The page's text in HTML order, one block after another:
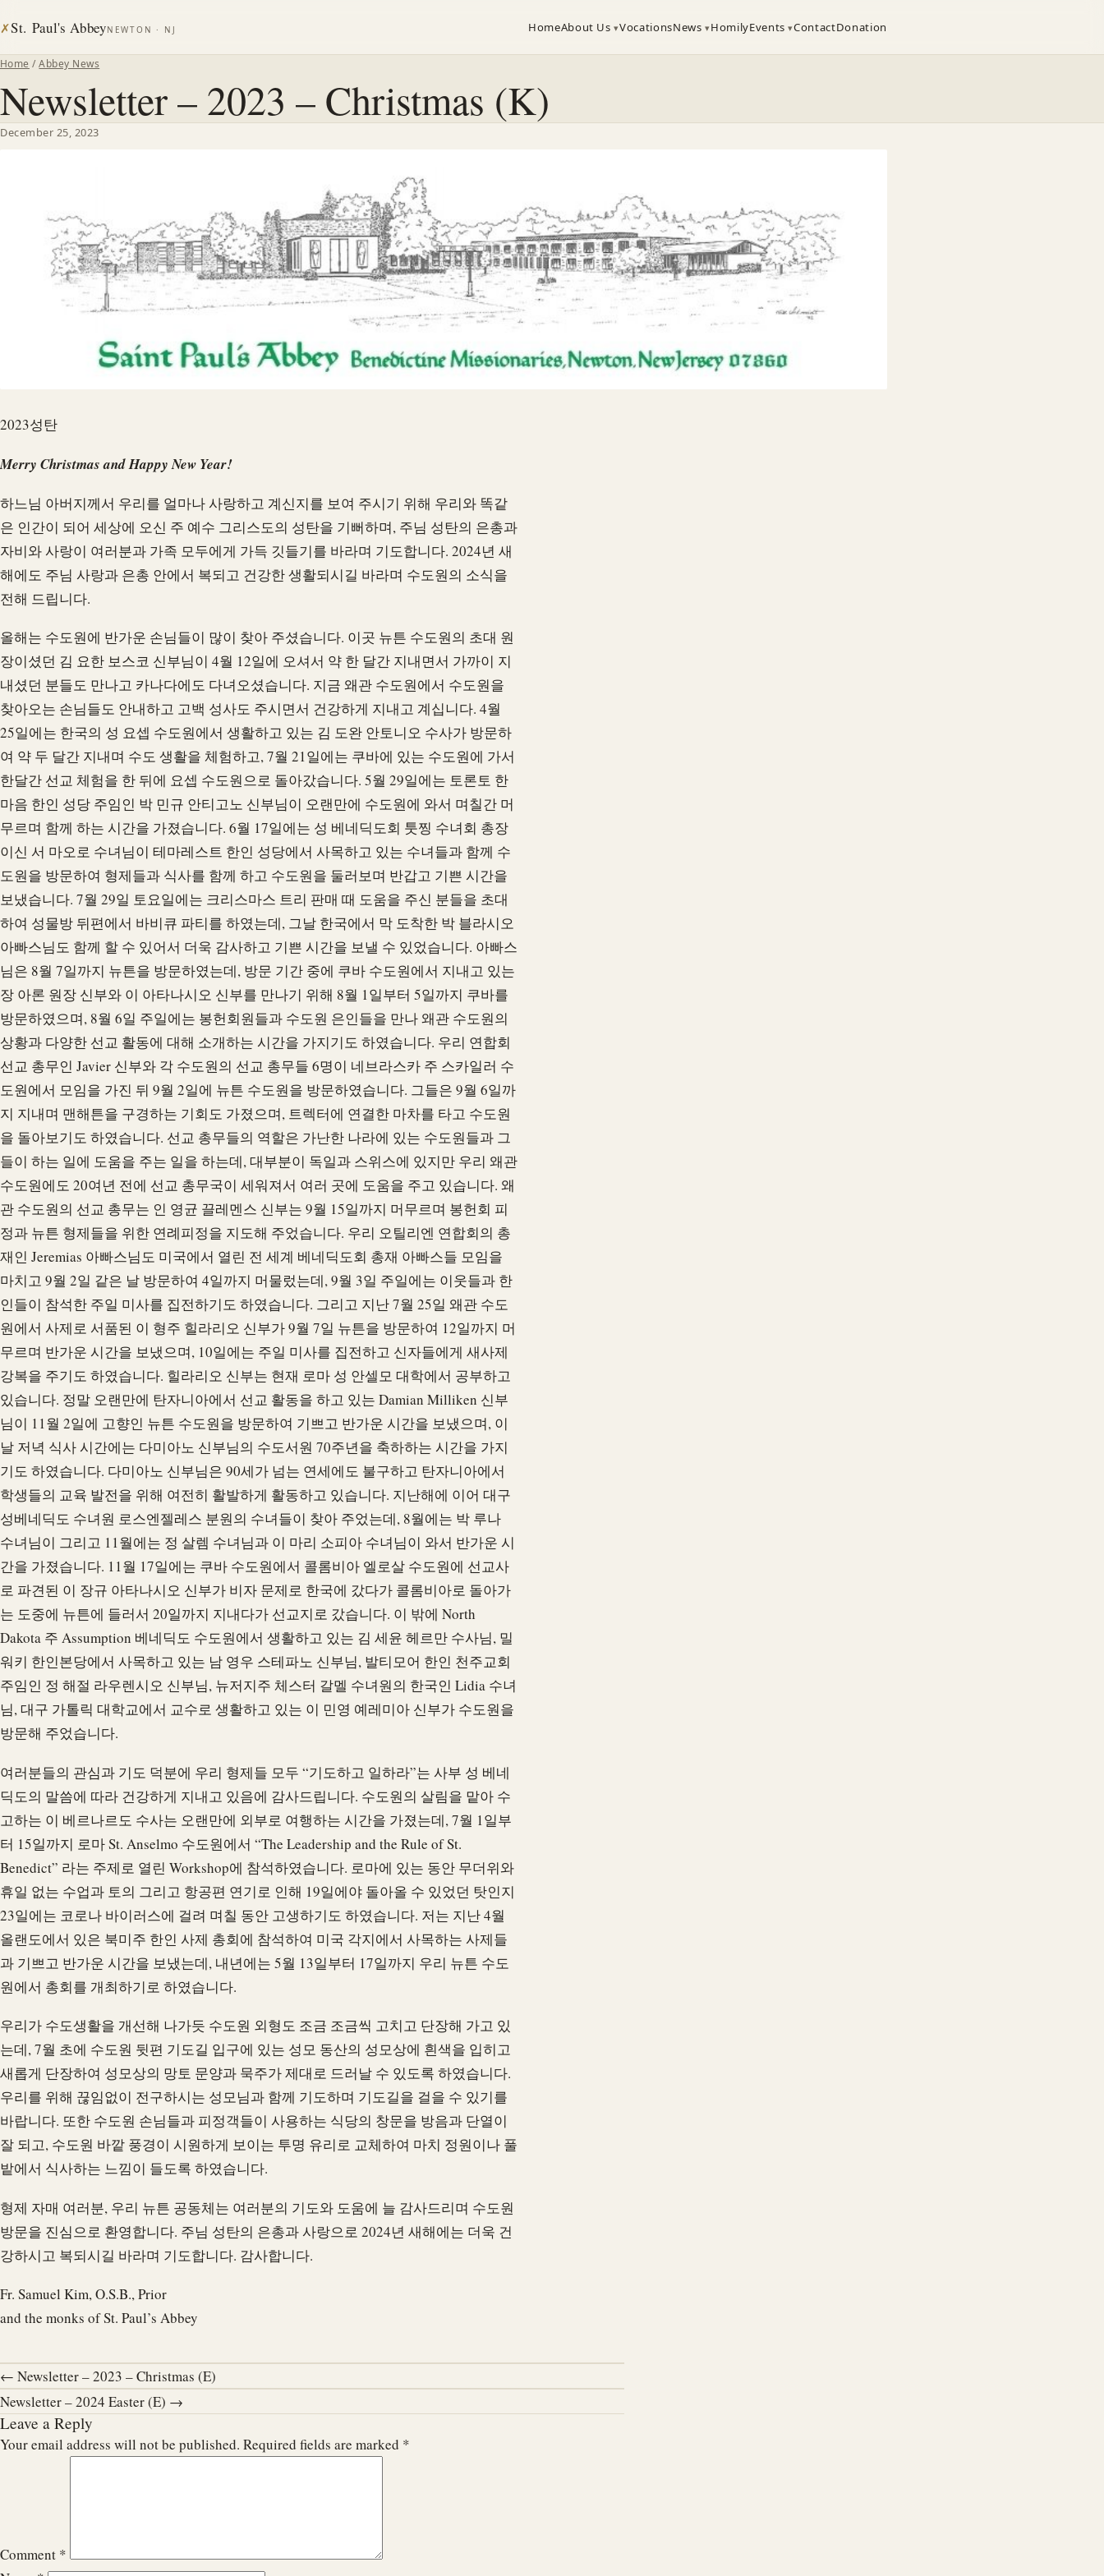
✗St. Paul's AbbeyNEWTON · NJ HomeAbout Us VocationsNews HomilyEvents ContactDonation
Home /Abbey News
Newsletter – 2023 – Christmas (K)
December 25, 2023
2023성탄
Merry Christmas and Happy New Year!
하느님 아버지께서 우리를 얼마나 사랑하고 계신지를 보여 주시기 위해 우리와 똑같
은 인간이 되어 세상에 오신 주 예수 그리스도의 성탄을 기뻐하며, 주님 성탄의 은총과
자비와 사랑이 여러분과 가족 모두에게 가득 깃들기를 바라며 기도합니다. 2024년 새
해에도 주님 사랑과 은총 안에서 복되고 건강한 생활되시길 바라며 수도원의 소식을
전해 드립니다.
올해는 수도원에 반가운 손님들이 많이 찾아 주셨습니다. 이곳 뉴튼 수도원의 초대 원
장이셨던 김 요한 보스코 신부님이 4월 12일에 오셔서 약 한 달간 지내면서 가까이 지
내셨던 분들도 만나고 카나다에도 다녀오셨습니다. 지금 왜관 수도원에서 수도원을
찾아오는 손님들도 안내하고 고백 성사도 주시면서 건강하게 지내고 계십니다. 4월
25일에는 한국의 성 요셉 수도원에서 생활하고 있는 김 도완 안토니오 수사가 방문하
여 약 두 달간 지내며 수도 생활을 체험하고, 7월 21일에는 쿠바에 있는 수도원에 가서
한달간 선교 체험을 한 뒤에 요셉 수도원으로 돌아갔습니다. 5월 29일에는 토론토 한
마음 한인 성당 주임인 박 민규 안티고노 신부님이 오랜만에 수도원에 와서 며칠간 머
무르며 함께 하는 시간을 가졌습니다. 6월 17일에는 성 베네딕도회 툿찡 수녀회 총장
이신 서 마오로 수녀님이 테마레스트 한인 성당에서 사목하고 있는 수녀들과 함께 수
도원을 방문하여 형제들과 식사를 함께 하고 수도원을 둘러보며 반갑고 기쁜 시간을
보냈습니다. 7월 29일 토요일에는 크리스마스 트리 판매 때 도움을 주신 분들을 초대
하여 성물방 뒤편에서 바비큐 파티를 하였는데, 그날 한국에서 막 도착한 박 블라시오
아빠스님도 함께 할 수 있어서 더욱 감사하고 기쁜 시간을 보낼 수 있었습니다. 아빠스
님은 8월 7일까지 뉴튼을 방문하였는데, 방문 기간 중에 쿠바 수도원에서 지내고 있는
장 아론 원장 신부와 이 아타나시오 신부를 만나기 위해 8월 1일부터 5일까지 쿠바를
방문하였으며, 8월 6일 주일에는 봉헌회원들과 수도원 은인들을 만나 왜관 수도원의
상황과 다양한 선교 활동에 대해 소개하는 시간을 가지기도 하였습니다. 우리 연합회
선교 총무인 Javier 신부와 각 수도원의 선교 총무들 6명이 네브라스카 주 스카일러 수
도원에서 모임을 가진 뒤 9월 2일에 뉴튼 수도원을 방문하였습니다. 그들은 9월 6일까
지 지내며 맨해튼을 구경하는 기회도 가졌으며, 트렉터에 연결한 마차를 타고 수도원
을 돌아보기도 하였습니다. 선교 총무들의 역할은 가난한 나라에 있는 수도원들과 그
들이 하는 일에 도움을 주는 일을 하는데, 대부분이 독일과 스위스에 있지만 우리 왜관
수도원에도 20여년 전에 선교 총무국이 세워져서 여러 곳에 도움을 주고 있습니다. 왜
관 수도원의 선교 총무는 인 영균 끌레멘스 신부는 9월 15일까지 머무르며 봉헌회 피
정과 뉴튼 형제들을 위한 연례피정을 지도해 주었습니다. 우리 오틸리엔 연합회의 총
재인 Jeremias 아빠스님도 미국에서 열린 전 세계 베네딕도회 총재 아빠스들 모임을
마치고 9월 2일 같은 날 방문하여 4일까지 머물렀는데, 9월 3일 주일에는 이웃들과 한
인들이 참석한 주일 미사를 집전하기도 하였습니다. 그리고 지난 7월 25일 왜관 수도
원에서 사제로 서품된 이 형주 힐라리오 신부가 9월 7일 뉴튼을 방문하여 12일까지 머
무르며 반가운 시간을 보냈으며, 10일에는 주일 미사를 집전하고 신자들에게 새사제
강복을 주기도 하였습니다. 힐라리오 신부는 현재 로마 성 안셀모 대학에서 공부하고
있습니다. 정말 오랜만에 탄자니아에서 선교 활동을 하고 있는 Damian Milliken 신부
님이 11월 2일에 고향인 뉴튼 수도원을 방문하여 기쁘고 반가운 시간을 보냈으며, 이
날 저녁 식사 시간에는 다미아노 신부님의 수도서원 70주년을 축하하는 시간을 가지
기도 하였습니다. 다미아노 신부님은 90세가 넘는 연세에도 불구하고 탄자니아에서
학생들의 교육 발전을 위해 여전히 활발하게 활동하고 있습니다. 지난해에 이어 대구
성베네딕도 수녀원 로스엔젤레스 분원의 수녀들이 찾아 주었는데, 8월에는 박 루나
수녀님이 그리고 11월에는 정 살렘 수녀님과 이 마리 소피아 수녀님이 와서 반가운 시
간을 가졌습니다. 11월 17일에는 쿠바 수도원에서 콜롬비아 엘로살 수도원에 선교사
로 파견된 이 장규 아타나시오 신부가 비자 문제로 한국에 갔다가 콜롬비아로 돌아가
는 도중에 뉴튼에 들러서 20일까지 지내다가 선교지로 갔습니다. 이 밖에 North
Dakota 주 Assumption 베네딕도 수도원에서 생활하고 있는 김 세윤 헤르만 수사님, 밀
워키 한인본당에서 사목하고 있는 남 영우 스테파노 신부님, 발티모어 한인 천주교회
주임인 정 해절 라우렌시오 신부님, 뉴저지주 체스터 갈멜 수녀원의 한국인 Lidia 수녀
님, 대구 가톨릭 대학교에서 교수로 생활하고 있는 이 민영 예레미아 신부가 수도원을
방문해 주었습니다.
여러분들의 관심과 기도 덕분에 우리 형제들 모두 “기도하고 일하라”는 사부 성 베네
딕도의 말씀에 따라 건강하게 지내고 있음에 감사드립니다. 수도원의 살림을 맡아 수
고하는 이 베르나르도 수사는 오랜만에 외부로 여행하는 시간을 가졌는데, 7월 1일부
터 15일까지 로마 St. Anselmo 수도원에서 “The Leadership and the Rule of St.
Benedict” 라는 주제로 열린 Workshop에 참석하였습니다. 로마에 있는 동안 무더위와
휴일 없는 수업과 토의 그리고 항공편 연기로 인해 19일에야 돌아올 수 있었던 탓인지
23일에는 코로나 바이러스에 걸려 며칠 동안 고생하기도 하였습니다. 저는 지난 4월
올랜도에서 있은 북미주 한인 사제 총회에 참석하여 미국 각지에서 사목하는 사제들
과 기쁘고 반가운 시간을 보냈는데, 내년에는 5월 13일부터 17일까지 우리 뉴튼 수도
원에서 총회를 개최하기로 하였습니다.
우리가 수도생활을 개선해 나가듯 수도원 외형도 조금 조금씩 고치고 단장해 가고 있
는데, 7월 초에 수도원 뒷편 기도길 입구에 있는 성모 동산의 성모상에 흰색을 입히고
새롭게 단장하여 성모상의 망토 문양과 묵주가 제대로 드러날 수 있도록 하였습니다.
우리를 위해 끊임없이 전구하시는 성모님과 함께 기도하며 기도길을 걸을 수 있기를
바랍니다. 또한 수도원 손님들과 피정객들이 사용하는 식당의 창문을 방음과 단열이
잘 되고, 수도원 바깥 풍경이 시원하게 보이는 투명 유리로 교체하여 마치 정원이나 풀
밭에서 식사하는 느낌이 들도록 하였습니다.
형제 자매 여러분, 우리 뉴튼 공동체는 여러분의 기도와 도움에 늘 감사드리며 수도원
방문을 진심으로 환영합니다. 주님 성탄의 은총과 사랑으로 2024년 새해에는 더욱 건
강하시고 복되시길 바라며 기도합니다. 감사합니다.
Fr. Samuel Kim, O.S.B., Prior
and the monks of St. Paul’s Abbey
← Newsletter – 2023 – Christmas (E)
Newsletter – 2024 Easter (E) →
Leave a Reply
Your email address will not be published. Required fields are marked *
Comment *